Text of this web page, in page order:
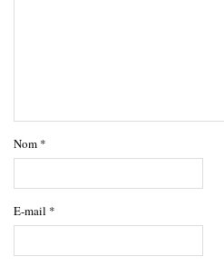
Nom *
E-mail *